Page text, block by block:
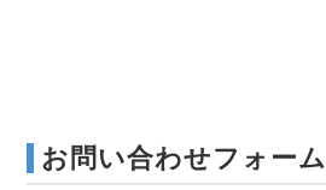
お問い合わせフォーム